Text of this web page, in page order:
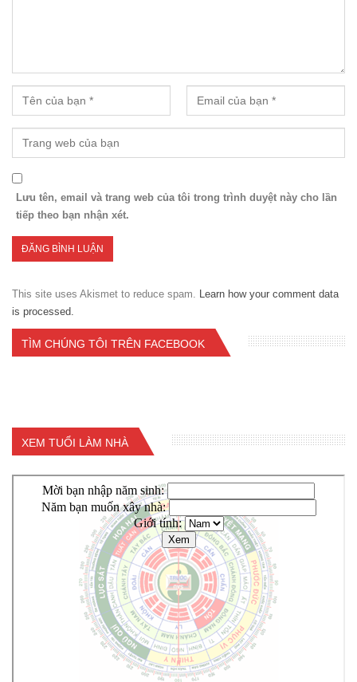
Lưu tên, email và trang web của tôi trong trình duyệt này cho lần
tiếp theo bạn nhận xét.
This site uses Akismet to reduce spam. Learn how your comment data
is processed.
TÌM CHÚNG TÔI TRÊN FACEBOOK
XEM TUỔI LÀM NHÀ